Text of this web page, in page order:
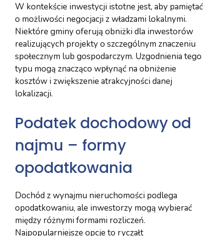
W kontekście inwestycji istotne jest, aby pamiętać
o możliwości negocjacji z władzami lokalnymi.
Niektóre gminy oferują obniżki dla inwestorów
realizujących projekty o szczególnym znaczeniu
społecznym lub gospodarczym. Uzgodnienia tego
typu mogą znacząco wpłynąć na obniżenie
kosztów i zwiększenie atrakcyjności danej
lokalizacji.
Podatek dochodowy od
najmu – formy
opodatkowania
Dochód z wynajmu nieruchomości podlega
opodatkowaniu, ale inwestorzy mogą wybierać
między różnymi formami rozliczeń.
Najpopularniejsze opcje to ryczałt